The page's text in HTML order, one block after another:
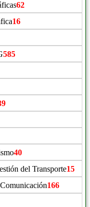
62
16
585
40
del Transporte15
166